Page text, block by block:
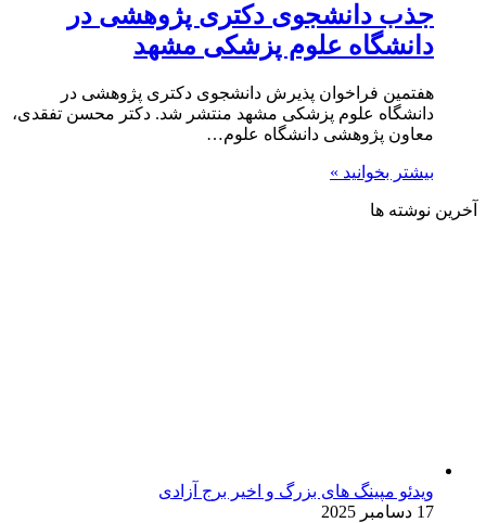
جذب دانشجوی دکتری پژوهشی در
دانشگاه علوم پزشکی مشهد
هفتمین فراخوان پذیرش دانشجوی دکتری پژوهشی در
دانشگاه علوم پزشکی مشهد منتشر شد. دکتر محسن تفقدی،
معاون پژوهشی دانشگاه علوم…
بیشتر بخوانید »
آخرین نوشته ها
ویدئو مپینگ های بزرگ و اخیر برج آزادی
17 دسامبر 2025